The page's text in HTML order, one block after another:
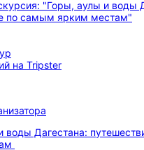
воды Дагестана: